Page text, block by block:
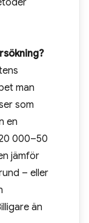
man
som
en
000–50
jämför
– eller
än